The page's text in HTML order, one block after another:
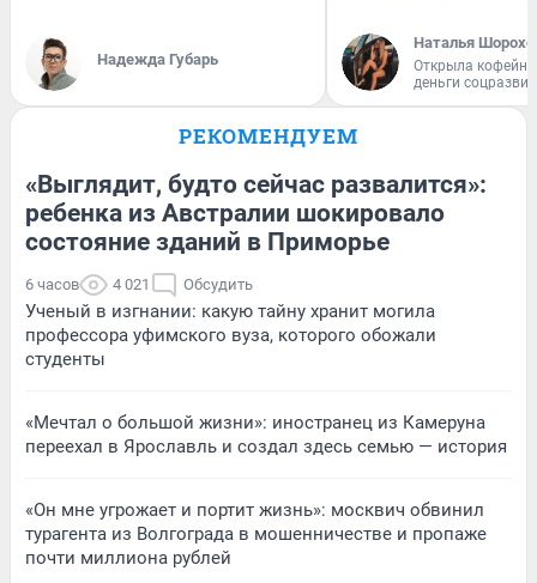
Надежда Губарь
Наталья
Открыла
деньги
РЕКОМЕНДУЕМ
«Выглядит, будто сейчас развалится»:
ребенка из Австралии шокировало
состояние зданий в Приморье
6 часов 4 021 Обсудить
Ученый в изгнании: какую тайну хранит могила
профессора уфимского вуза, которого обожали
студенты
«Мечтал о большой жизни»: иностранец из Камеруна
переехал в Ярославль и создал здесь семью — история
«Он мне угрожает и портит жизнь»: москвич обвинил
турагента из Волгограда в мошенничестве и пропаже
почти миллиона рублей